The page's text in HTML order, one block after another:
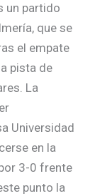
un partido
que se
el empate
pista de
La
Universidad
en la
3-0 frente
punto la